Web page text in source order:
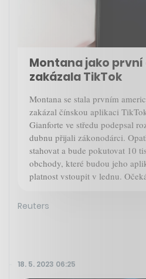
Montana jako
zakázala TikTok
Montana se stala prvním
zakázal čínskou aplikaci
Gianforte ve středu podepsal
dubnu přijali zákonodárci.
stahovat a bude pokutovat 10
obchody, které budou jeho
platnost vstoupit v lednu.
Reuters
18. 5. 2023 06:25